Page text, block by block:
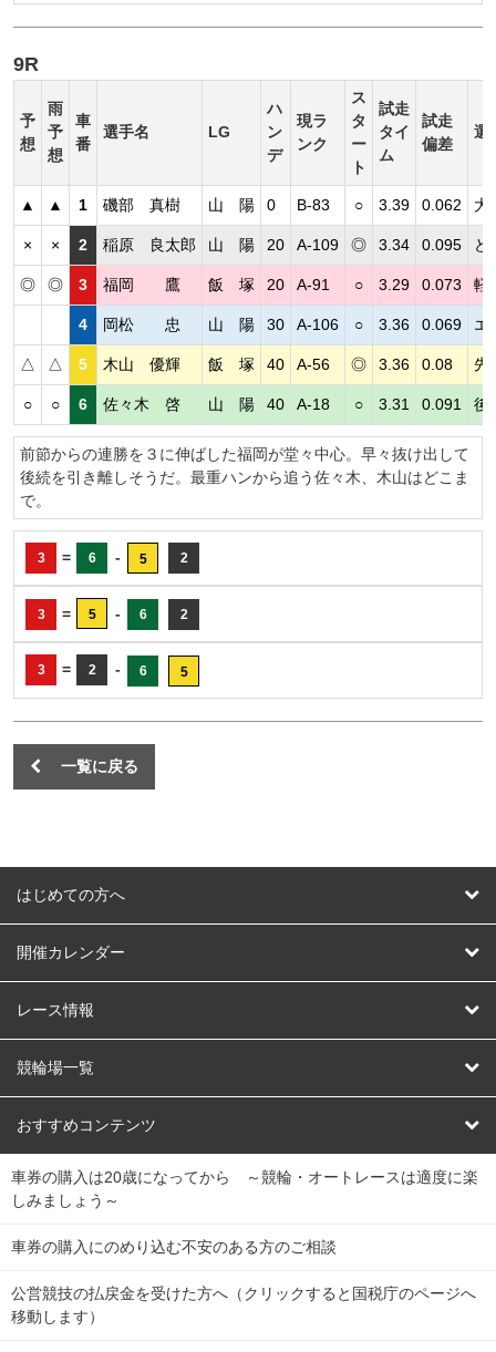
9R
予
想
雨
予
想
車
番
選手名 LG
ハ
ン
デ
現ラ
ンク
ス
タ
ー
ト
試走
タイ
ム
試走
偏差
選
▲ ▲ 1 磯部 真樹 山 陽 0 B-83 ○ 3.39 0.062 大
× × 2 稲原 良太郎 山 陽 20 A-109 ◎ 3.34 0.095 ど
◎ ◎ 3 福岡 鷹 飯 塚 20 A-91 ○ 3.29 0.073 軽
4 岡松 忠 山 陽 30 A-106 ○ 3.36 0.069 エ
△ △ 5 木山 優輝 飯 塚 40 A-56 ◎ 3.36 0.08 先
○ ○ 6 佐々木 啓 山 陽 40 A-18 ○ 3.31 0.091 後
前節からの連勝を３に伸ばした福岡が堂々中心。早々抜け出して
後続を引き離しそうだ。最重ハンから追う佐々木、木山はどこま
で。
3 = 6 - 5 2
3 = 5 - 6 2
3 = 2 - 6 5
一覧に戻る
はじめての方へ
はじめての方へ
開催カレンダー
競輪
オートレース
競輪くじ
Dokanto!
チャリロトプラザ
レース情報
レース予想
レース結果
キャリーオーバー一覧
競輪場一覧
北日本 函館競輪場
関
東
弥彦競輪場 前橋競輪場 取手競輪場 宇都宮競輪場
関
東
小田原競輪場
おすすめコンテンツ
競輪選手情報
Perfecta Navi
netkeirin
車券の購入は20歳になってから ～競輪・オートレースは適度に楽
しみましょう～
車券の購入にのめり込む不安のある方のご相談
公営競技の払戻金を受けた方へ（クリックすると国税庁のページへ
移動します）